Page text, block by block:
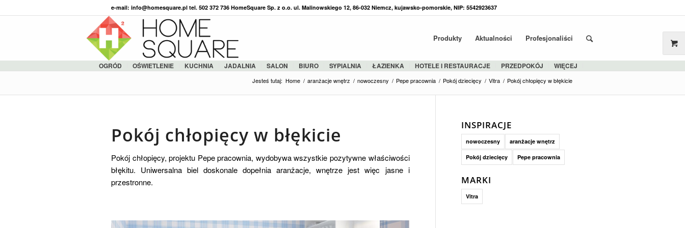
e-mail: info@homesquare.pl tel. 502 372 736 HomeSquare Sp. z o.o. ul. Malinowskiego 12, 86-032 Niemcz, kujawsko-pomorskie, NIP: 5542923637
Produkty Aktualności Profesjonaliści
OGRÓD OŚWIETLENIE KUCHNIA JADALNIA SALON BIURO SYPIALNIA ŁAZIENKA HOTELE I RESTAURACJE PRZEDPOKÓJ WIĘCEJ
Jesteś tutaj: Home / aranżacje wnętrz / nowoczesny / Pepe pracownia / Pokój dziecięcy / Vitra / Pokój chłopięcy w błękicie
Pokój chłopięcy w błękicie
Pokój chłopięcy, projektu Pepe pracownia, wydobywa wszystkie pozytywne właściwości
błękitu. Uniwersalna biel doskonale dopełnia aranżacje, wnętrze jest więc jasne i
przestronne.
INSPIRACJE
nowoczesny aranżacje wnętrz
Pokój dziecięcy Pepe pracownia
MARKI
Vitra